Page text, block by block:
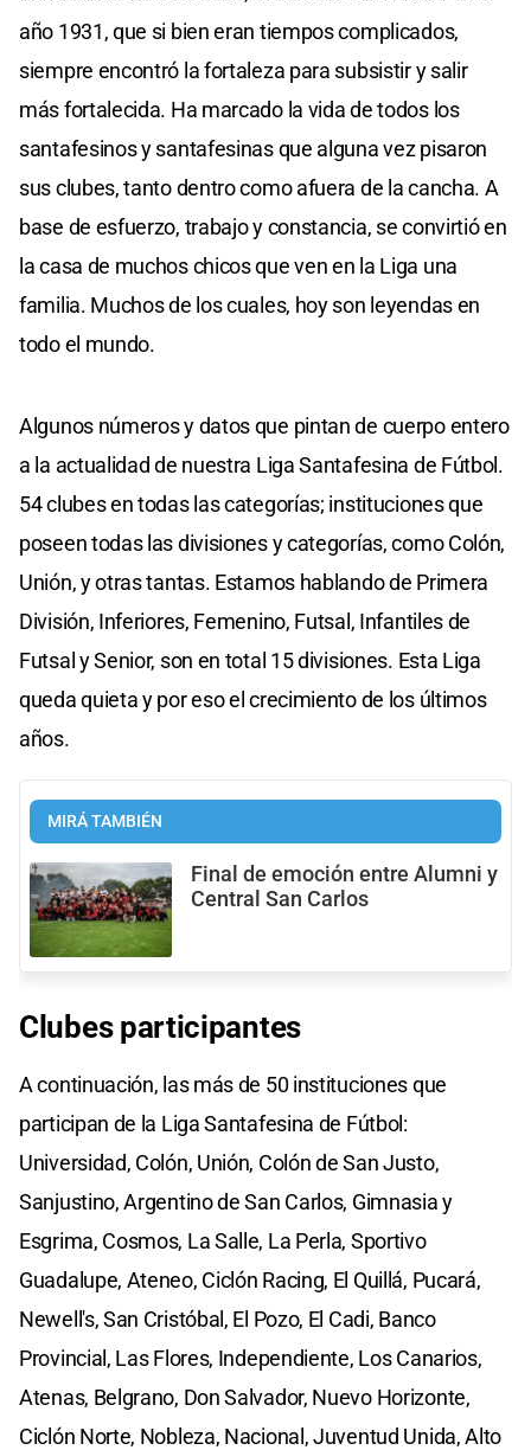
año 1931, que si bien eran tiempos complicados,
siempre encontró la fortaleza para subsistir y salir
más fortalecida. Ha marcado la vida de todos los
santafesinos y santafesinas que alguna vez pisaron
sus clubes, tanto dentro como afuera de la cancha. A
base de esfuerzo, trabajo y constancia, se convirtió en
la casa de muchos chicos que ven en la Liga una
familia. Muchos de los cuales, hoy son leyendas en
todo el mundo.
Algunos números y datos que pintan de cuerpo entero
a la actualidad de nuestra Liga Santafesina de Fútbol.
54 clubes en todas las categorías; instituciones que
poseen todas las divisiones y categorías, como Colón,
Unión, y otras tantas. Estamos hablando de Primera
División, Inferiores, Femenino, Futsal, Infantiles de
Futsal y Senior, son en total 15 divisiones. Esta Liga
queda quieta y por eso el crecimiento de los últimos
años.
MIRÁ TAMBIÉN
Final de emoción entre Alumni y
Central San Carlos
Clubes participantes
A continuación, las más de 50 instituciones que
participan de la Liga Santafesina de Fútbol:
Universidad, Colón, Unión, Colón de San Justo,
Sanjustino, Argentino de San Carlos, Gimnasia y
Esgrima, Cosmos, La Salle, La Perla, Sportivo
Guadalupe, Ateneo, Ciclón Racing, El Quillá, Pucará,
Newell's, San Cristóbal, El Pozo, El Cadi, Banco
Provincial, Las Flores, Independiente, Los Canarios,
Atenas, Belgrano, Don Salvador, Nuevo Horizonte,
Ciclón Norte, Nobleza, Nacional, Juventud Unida, Alto